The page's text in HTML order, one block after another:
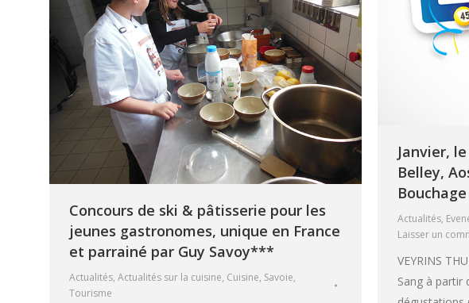
Janvier,
Belley,
Actualités,
Laisser un
VEYRINS
Sang à partir
Concours de ski & pâtisserie pour les
jeunes gastronomes, unique en France
et parrainé par Guy Savoy***
Actualités, Actualités sur la cuisine, Cuisine, Savoie,
Tourisme